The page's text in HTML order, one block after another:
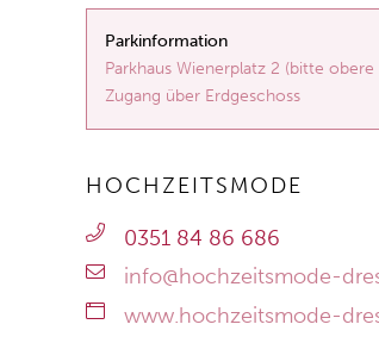
Parkinformation
Parkhaus Wienerplatz 2 (bitte obere
Zugang über Erdgeschoss
HOCHZEITSMODE
0351 84 86 686
info@hochzeitsmode-
www.hochzeitsmode-